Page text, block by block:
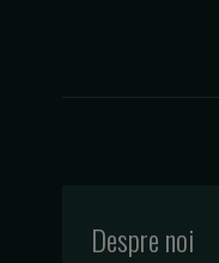
Despre noi